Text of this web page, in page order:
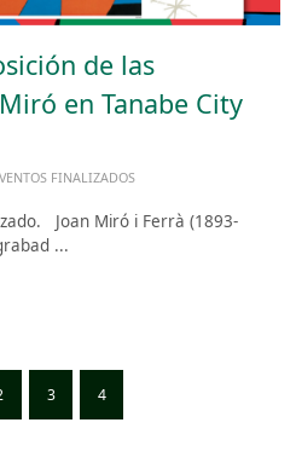
de las
en Tanabe City
FINALIZADOS
Joan Miró i Ferrà (1893-
...
3 4